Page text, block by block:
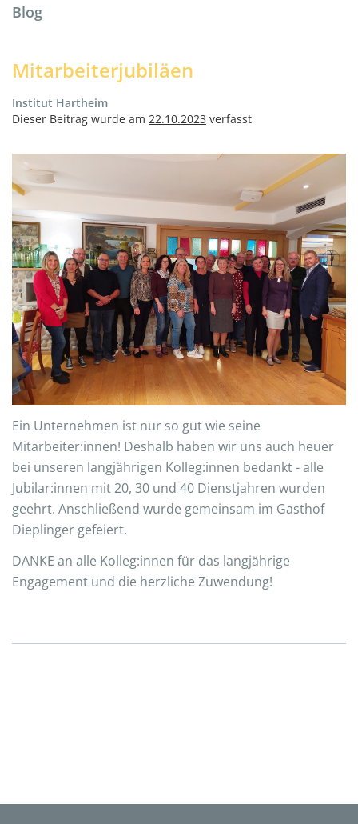
Blog
Mitarbeiterjubiläen
Institut Hartheim
Dieser Beitrag wurde am 22.10.2023 verfasst
Ein Unternehmen ist nur so gut wie seine
Mitarbeiter:innen! Deshalb haben wir uns auch heuer
bei unseren langjährigen Kolleg:innen bedankt - alle
Jubilar:innen mit 20, 30 und 40 Dienstjahren wurden
geehrt. Anschließend wurde gemeinsam im Gasthof
Dieplinger gefeiert.
DANKE an alle Kolleg:innen für das langjährige
Engagement und die herzliche Zuwendung!